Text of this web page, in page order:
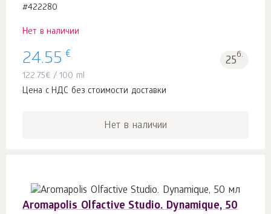
#422280
Нет в наличии
24.55 € 25б.
122.75€ / 100 ml
Цена с НДС без стоимости доставки
Нет в наличии
Aromapolis Olfactive Studio. Dynamique, 50